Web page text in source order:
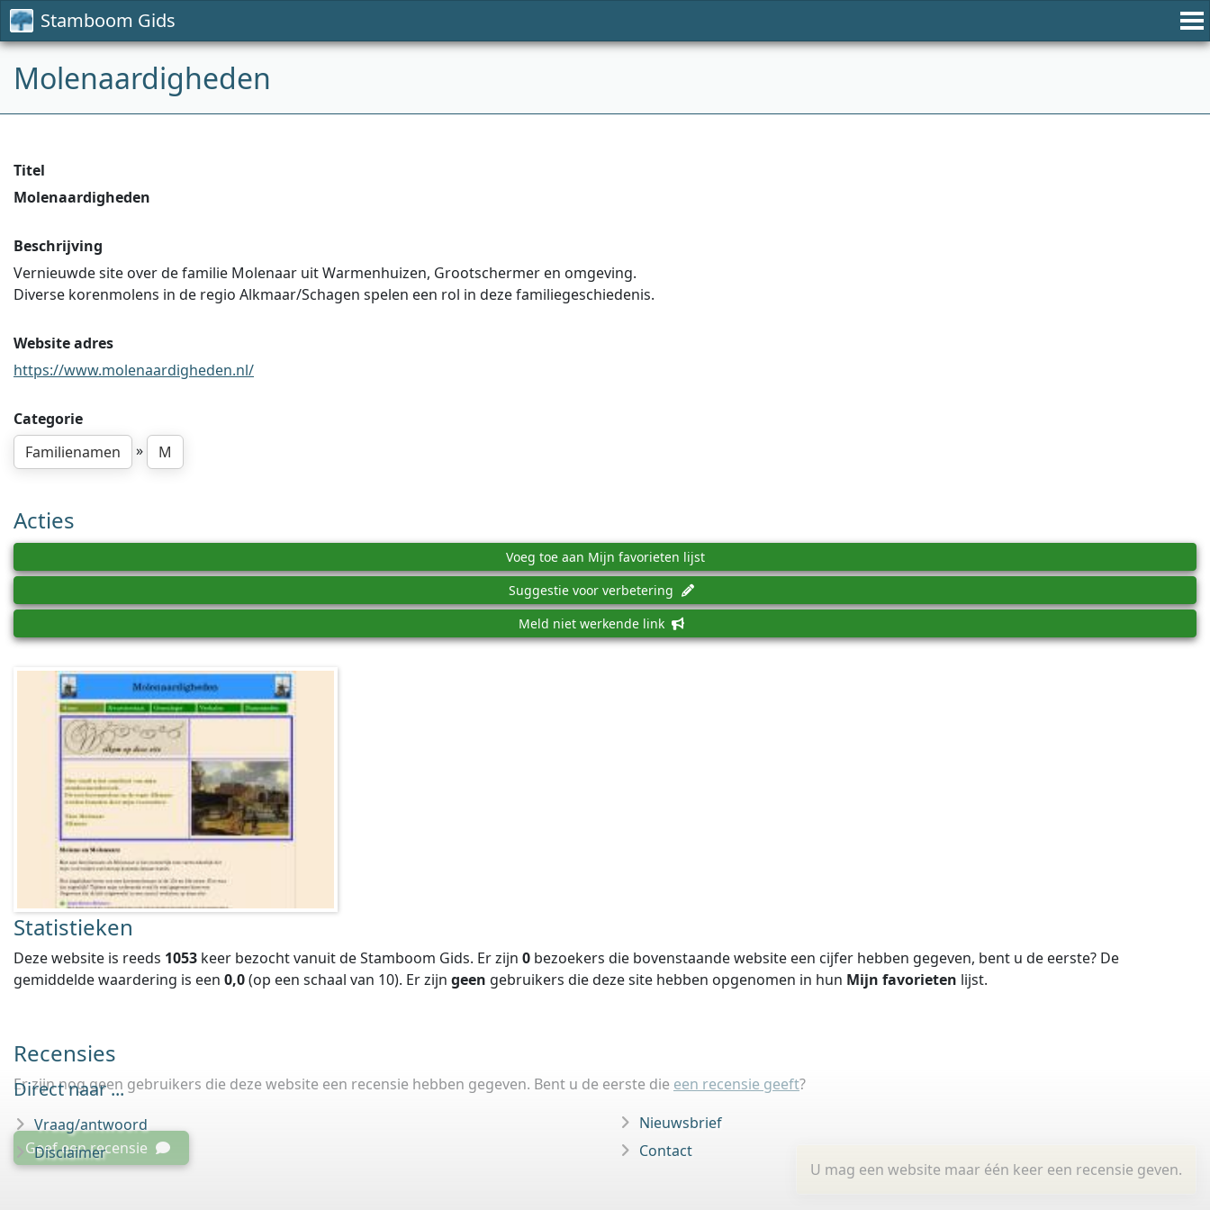
Stamboom Gids
Molenaardigheden
Titel
Molenaardigheden
Beschrijving
Vernieuwde site over de familie Molenaar uit Warmenhuizen, Grootschermer en omgeving.
Diverse korenmolens in de regio Alkmaar/Schagen spelen een rol in deze familiegeschiedenis.
Website adres
https://www.molenaardigheden.nl/
Categorie
Familienamen
» M
Acties
Voeg toe aan Mijn favorieten lijst
Suggestie voor verbetering
Meld niet werkende link
Statistieken
Deze website is reeds 1053 keer bezocht vanuit de Stamboom Gids. Er zijn 0 bezoekers die bovenstaande website een cijfer hebben gegeven, bent u de eerste? De
gemiddelde waardering is een 0,0(op een schaal van 10). Er zijn geen gebruikers die deze site hebben opgenomen in hun Mijn favorieten lijst.
Recensies
Er zijn nog geen gebruikers die deze website een recensie hebben gegeven. Bent u de eerste die een recensie geeft?
U mag een website maar één keer een recensie geven.
Geef een recensie
Direct naar ...
Vraag/antwoord
Disclaimer
Nieuwsbrief
Contact